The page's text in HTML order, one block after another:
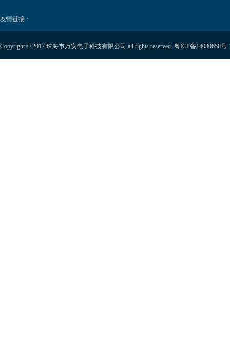
友情链接：
Copyright © 2017 珠海市万安电子科技有限公司 all rights reserved. 粤ICP备14030650号-